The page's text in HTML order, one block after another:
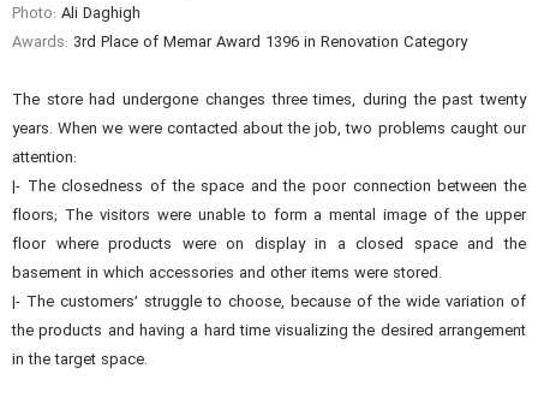
Photo: Ali Daghigh
Awards: 3rd Place of Memar Award 1396 in Renovation Category
The store had undergone changes three times, during the past twenty
years. When we were contacted about the job, two problems caught our
attention:
|- The closedness of the space and the poor connection between the
floors; The visitors were unable to form a mental image of the upper
floor where products were on display in a closed space and the
basement in which accessories and other items were stored.
|- The customers’ struggle to choose, because of the wide variation of
the products and having a hard time visualizing the desired arrangement
in the target space.